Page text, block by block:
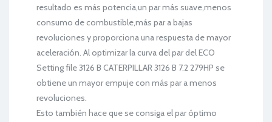
resultado es más potencia,un par más suave,menos
consumo de combustible,más par a bajas
revoluciones y proporciona una respuesta de mayor
aceleración. Al optimizar la curva del par del ECO
Setting file 3126 B CATERPILLAR 3126 B 7.2 279HP se
obtiene un mayor empuje con más par a menos
revoluciones.
Esto también hace que se consiga el par óptimo